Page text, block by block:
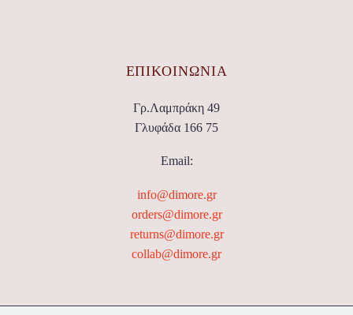
ΕΠΙΚΟΙΝΩΝΊΑ
Γρ.Λαμπράκη 49
Γλυφάδα 166 75
Email:
info@dimore.gr
orders@dimore.gr
returns@dimore.gr
collab@dimore.gr